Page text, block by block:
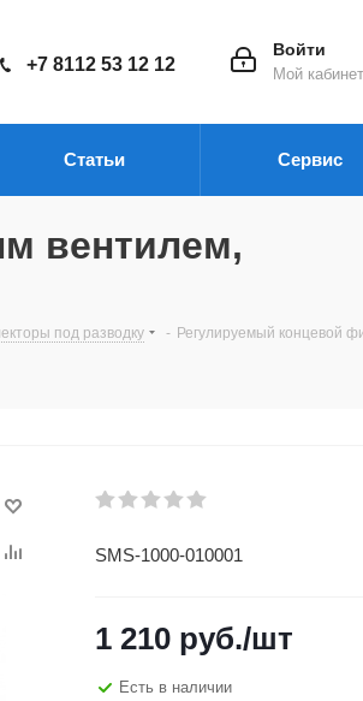
Войти
Мой кабинет
+7 8112 53 12 12
Статьи Сервис
вентилем,
под разводку - Регулируемый концевой
SMS-1000-010001
1 210 руб./шт
Есть в наличии